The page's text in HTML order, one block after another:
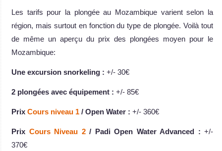
Les tarifs pour la plongée au Mozambique varient selon la
région, mais surtout en fonction du type de plongée. Voilà tout
de même un aperçu du prix des plongées moyen pour le
Mozambique:
Une excursion snorkeling : +/- 30€
2 plongées avec équipement : +/- 85€
Prix Cours niveau 1 / Open Water : +/- 360€
Prix Cours Niveau 2/ Padi Open Water Advanced : +/-
370€